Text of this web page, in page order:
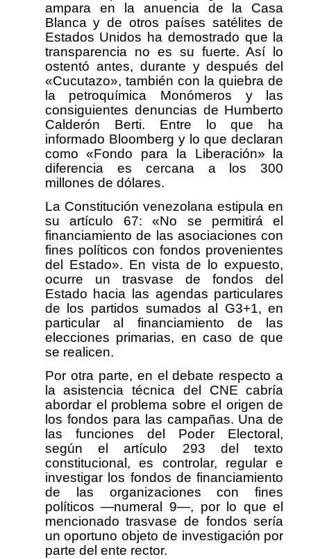
ampara en la anuencia de la Casa
Blanca y de otros países satélites de
Estados Unidos ha demostrado que la
transparencia no es su fuerte. Así lo
ostentó antes, durante y después del
«Cucutazo», también con la quiebra de
la petroquímica Monómeros y las
consiguientes denuncias de Humberto
Calderón Berti. Entre lo que ha
informado Bloomberg y lo que declaran
como «Fondo para la Liberación» la
diferencia es cercana a los 300
millones de dólares.
La Constitución venezolana estipula en
su artículo 67: «No se permitirá el
financiamiento de las asociaciones con
fines políticos con fondos provenientes
del Estado». En vista de lo expuesto,
ocurre un trasvase de fondos del
Estado hacia las agendas particulares
de los partidos sumados al G3+1, en
particular al financiamiento de las
elecciones primarias, en caso de que
se realicen.
Por otra parte, en el debate respecto a
la asistencia técnica del CNE cabría
abordar el problema sobre el origen de
los fondos para las campañas. Una de
las funciones del Poder Electoral,
según el artículo 293 del texto
constitucional, es controlar, regular e
investigar los fondos de financiamiento
de las organizaciones con fines
políticos —numeral 9—, por lo que el
mencionado trasvase de fondos sería
un oportuno objeto de investigación por
parte del ente rector.